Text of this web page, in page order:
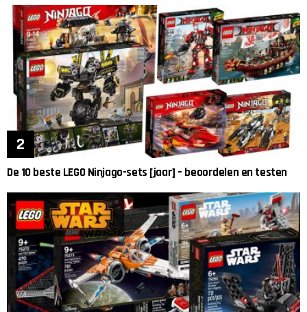
De 10 beste LEGO Ninjago-sets [jaar] – beoordelen en testen